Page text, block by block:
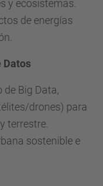
y ecosistemas.
de energías
Datos
Big Data,
drones) para
terrestre.
sostenible e